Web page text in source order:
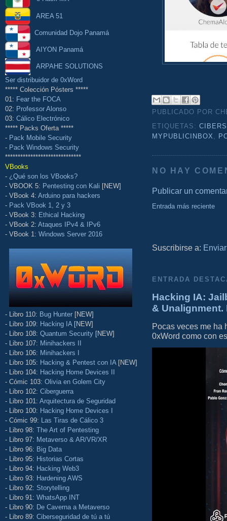
AREA 51
Comunidad Dojo Panamá
AIYON Panamá
ARPAHE SOLUTIONS
Ser distribuidor de 0xWord
***** Colección Pósters *****
01: Fear the FOCA
02: Professor Alonso
03: Cálico Electrónico
***** Packs Oferta *****
- Pack Mobile Security
- Pack Windows Security
******************************
VBooks
- ¿Qué son los VBooks?
- VBOOK 5: Pentesting con Kali [NEW]
- VBook 4: Arduino para hackers
- Pack VBook 1, 2 y 3
- VBook 3: Ethical Hacking
- VBook 2: Ataques IPv4 & IPv6
- VBook 1: Windows Server 2016
- Libro 110: Bug Hunter [NEW]
- Libro 109: Hacking IA [NEW]
- Libro 108: Quantum Security [NEW]
- Libro 107: Minihackers II
- Libro 106: Minihackers I
- Libro 105: Hacking & Pentest con IA [NEW]
- Libro 104: Hacking Home Devices II
- Cómic 103: Olivia en Golem City
- Libro 102: Ciberguerra
- Libro 101: Arquitectura de Seguridad
- Libro 100: Hacking Home Devices I
- Cómic 99: Las Tiras de Cálico 3
- Libro 98: The Art of Pentesting
- Libro 97: Metaverso & AR/VR/XR
- Libro 96: Big Data
- Libro 95: Historias Cortas
- Libro 94: Hacking Web3
- Libro 93: Hardening AWS
- Libro 92: Storytelling
- Libro 91: WhatsApp INT
- Libro 90: De Caverna a Metaverso
- Libro 89: Ciberseguridad de tú a tú
PUBLICADO POR
ETIQUETAS:
MYPUBLICINBOX
NO HAY
Publicar un
Entrada más reciente
Suscribirse a:
ENTRADA
Hacking IA:
&
Pocas veces me ha
0xWord como con